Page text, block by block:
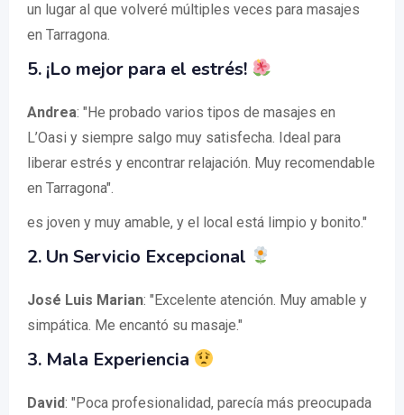
un lugar al que volveré múltiples veces para masajes
en Tarragona.
5. ¡Lo mejor para el estrés!
Andrea: "He probado varios tipos de masajes en
L’Oasi y siempre salgo muy satisfecha. Ideal para
liberar estrés y encontrar relajación. Muy recomendable
en Tarragona".
es joven y muy amable, y el local está limpio y bonito."
2. Un Servicio Excepcional
José Luis Marian: "Excelente atención. Muy amable y
simpática. Me encantó su masaje."
3. Mala Experiencia
David: "Poca profesionalidad, parecía más preocupada